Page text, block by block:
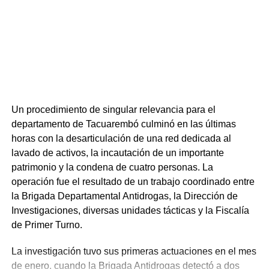
Un procedimiento de singular relevancia para el
departamento de Tacuarembó culminó en las últimas
horas con la desarticulación de una red dedicada al
lavado de activos, la incautación de un importante
patrimonio y la condena de cuatro personas. La
operación fue el resultado de un trabajo coordinado entre
la Brigada Departamental Antidrogas, la Dirección de
Investigaciones, diversas unidades tácticas y la Fiscalía
de Primer Turno.
La investigación tuvo sus primeras actuaciones en el mes
de enero, cuando la Brigada Antidrogas detectó a dos